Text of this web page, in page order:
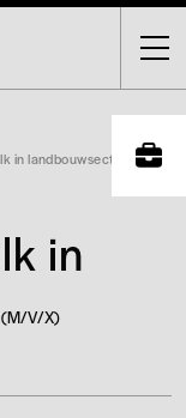
in landbouwsector
in
(M/V/X)